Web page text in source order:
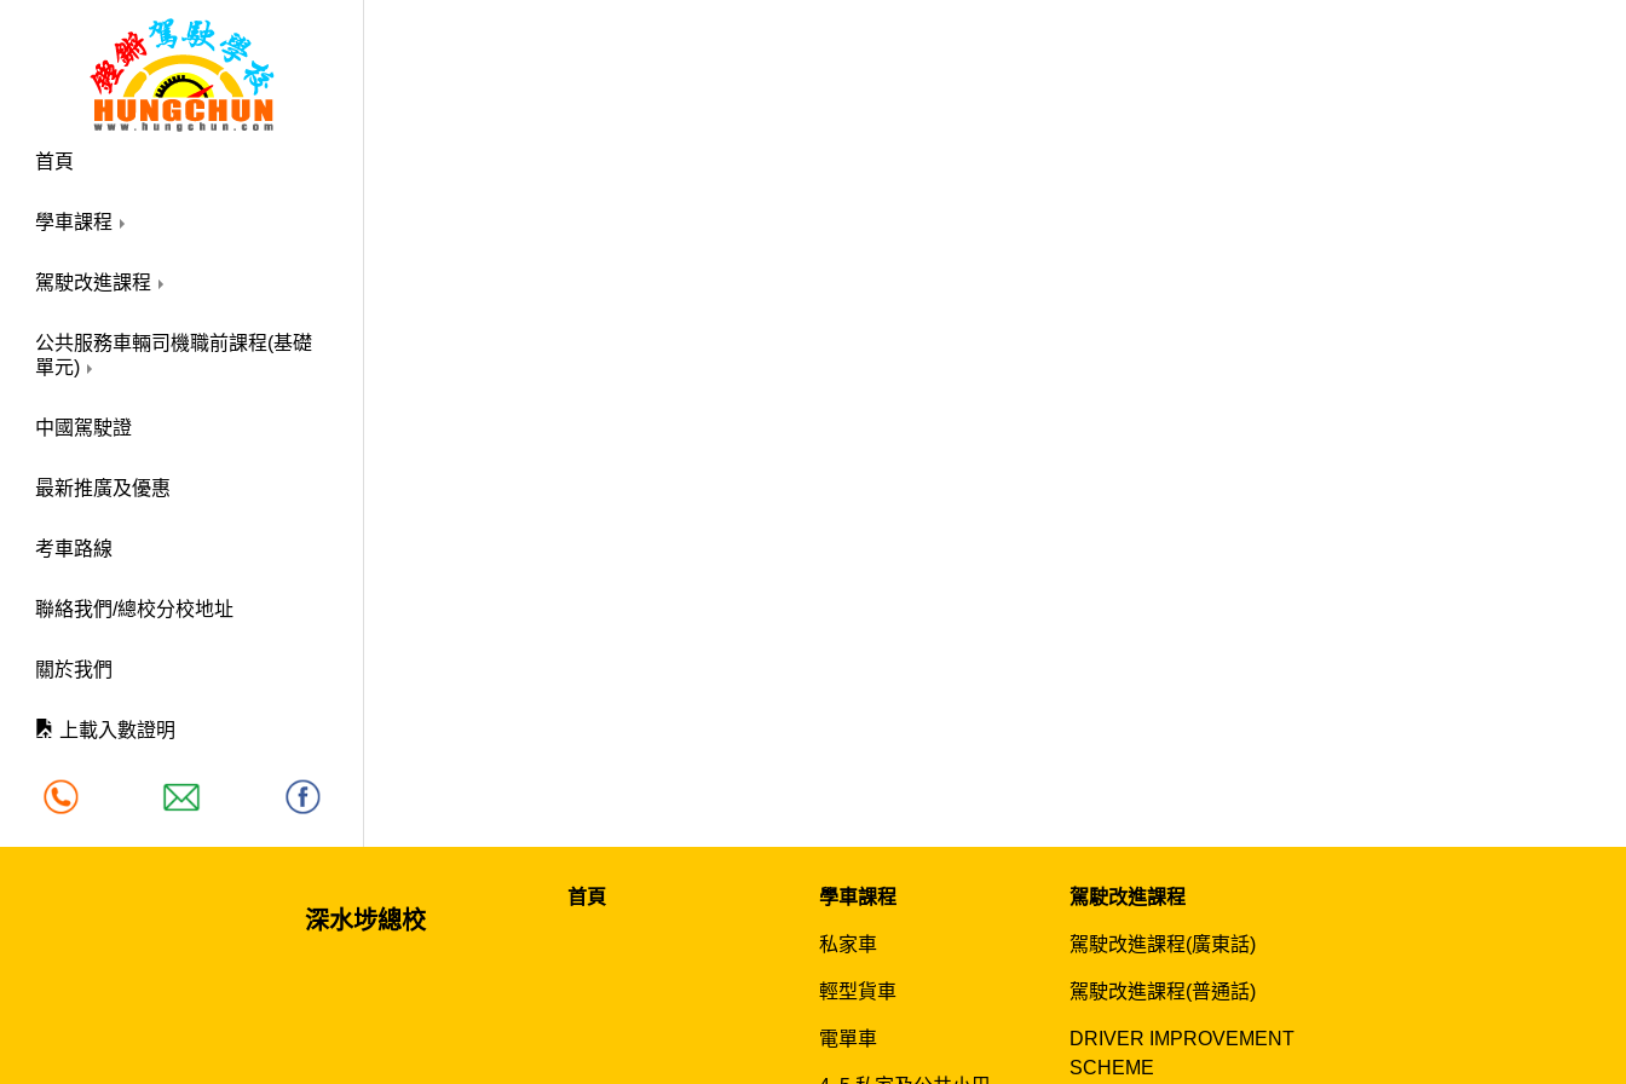
首頁
學車課程
駕駛改進課程
公共服務車輛司機職前課程(基礎
單元)
中國駕駛證
最新推廣及優惠
考車路線
聯絡我們/總校分校地址
關於我們
上載入數證明
深水埗總校
首頁 學車課程
私家車
輕型貨車
電單車
駕駛改進課程
駕駛改進課程(廣東話)
駕駛改進課程(普通話)
DRIVER IMPROVEMENT
SCHEME